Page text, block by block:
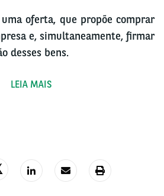
oferta, que propõe comprar
e, simultaneamente, firmar
desses bens.
benefícios da locação de carros
LEIA MAIS